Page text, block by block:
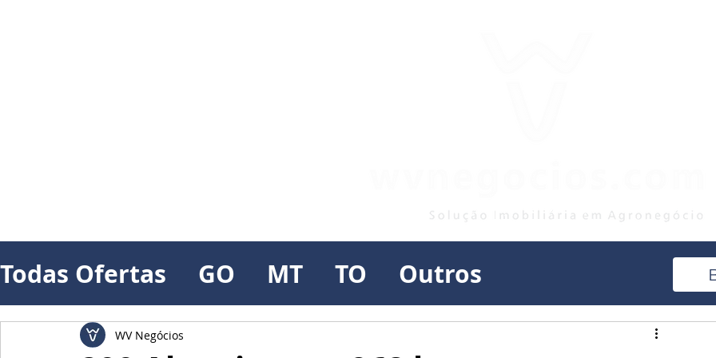
Todas Ofertas GO MT TO Outros
WV Negócios